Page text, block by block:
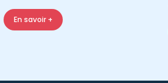
En savoir +